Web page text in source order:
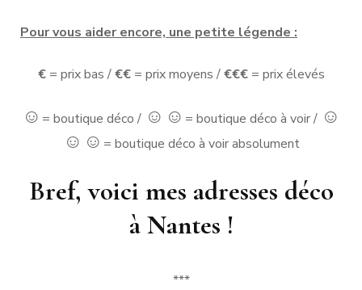
Pour vous aider encore, une petite légende :
€= prix bas /€€= prix moyens /€€€= prix élevés
☺ = boutique déco / ☺ ☺ = boutique déco à voir / ☺
☺ ☺ = boutique déco à voir absolument
Bref, voici mes adresses déco
à Nantes !
***